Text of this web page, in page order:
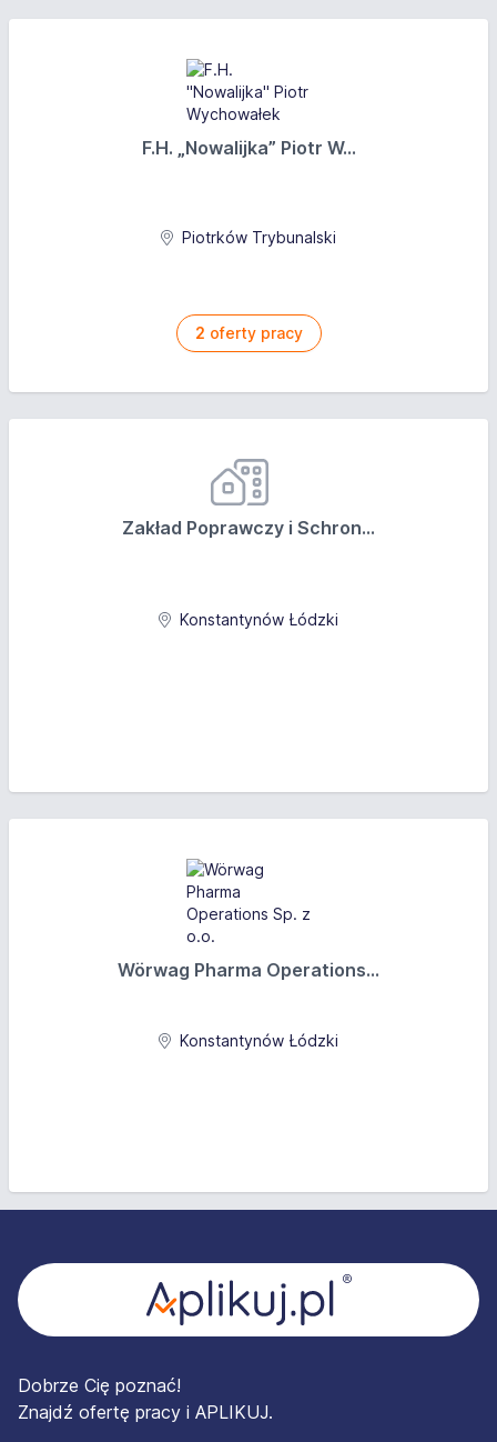
F.H. „Nowalijka” Piotr W...
Piotrków Trybunalski
2 oferty pracy
Zakład Poprawczy i Schron...
Konstantynów Łódzki
Wörwag Pharma Operations...
Konstantynów Łódzki
Dobrze Cię poznać!
Znajdź ofertę pracy i APLIKUJ.